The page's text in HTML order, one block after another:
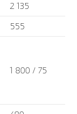
2 135
555
1 800 / 75